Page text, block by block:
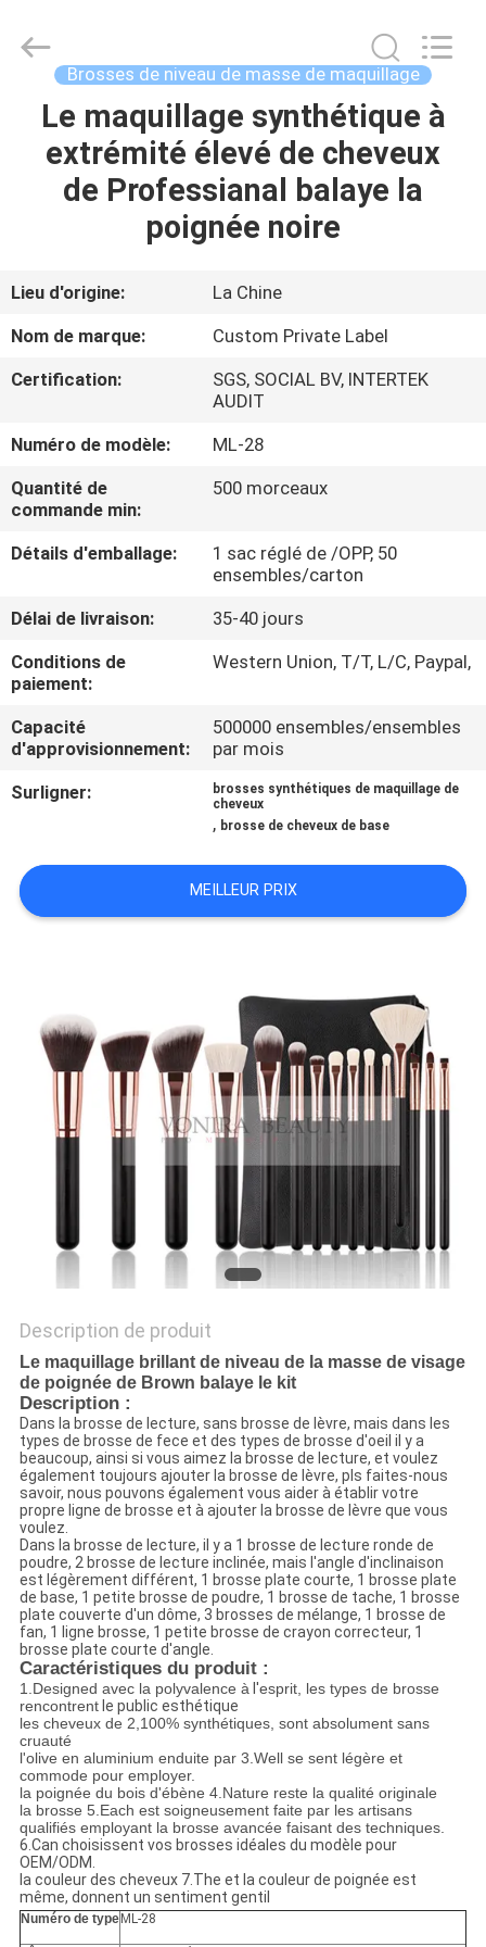
MAISON
PRODUITS
SUJET
DE
NOUS
VISITE
D'USINE
CONTRÔLE
QUALITÉ
PLAN
DU
SITE
POLICY
Chanmy
Cosmetics
Reserved.
Brosses de niveau de masse de maquillage
Le maquillage synthétique à
extrémité élevé de cheveux
de Professianal balaye la
poignée noire
Lieu d'origine:
La Chine
Nom de marque:
Custom Private Label
Certification:
SGS, SOCIAL BV, INTERTEK
AUDIT
Numéro de modèle:
ML-28
Quantité de
commande min:
500 morceaux
Détails d'emballage:
1 sac réglé de /OPP, 50
ensembles/carton
Délai de livraison:
35-40 jours
Conditions de
paiement:
Western Union, T/T, L/C, Paypal,
Capacité
d'approvisionnement:
500000 ensembles/ensembles
par mois
Surligner:
brosses synthétiques de maquillage de
cheveux
, brosse de cheveux de base
MEILLEUR PRIX
Description de produit
Le maquillage brillant de niveau de la masse de visage
de poignée de Brown balaye le kit
Description :
Dans la brosse de lecture, sans brosse de lèvre, mais dans les
types de brosse de fece et des types de brosse d'oeil il y a
beaucoup, ainsi si vous aimez la brosse de lecture, et voulez
également toujours ajouter la brosse de lèvre, pls faites-nous
savoir, nous pouvons également vous aider à établir votre
propre ligne de brosse et à ajouter la brosse de lèvre que vous
voulez.
Dans la brosse de lecture, il y a 1 brosse de lecture ronde de
poudre, 2 brosse de lecture inclinée, mais l'angle d'inclinaison
est légèrement différent, 1 brosse plate courte, 1 brosse plate
de base, 1 petite brosse de poudre, 1 brosse de tache, 1 brosse
plate couverte d'un dôme, 3 brosses de mélange, 1 brosse de
fan, 1 ligne brosse, 1 petite brosse de crayon correcteur, 1
brosse plate courte d'angle.
Caractéristiques du produit :
1.Designed avec la polyvalence àl'esprit, les types de brosse
rencontrentle public esthétique
les cheveux de 2,100% synthétiques, sont absolument sans
cruauté
l'olive en aluminium enduite par 3.Well se sent légère et
commode pour employer.
la poignée du bois d'ébène 4.Nature reste la qualité originale
la brosse 5.Each est soigneusement faite par les artisans
qualifiés employant la brosse avancée faisant des techniques.
6.Can choisissent vos brosses idéales du modèle pour
OEM/ODM.
la couleur des cheveux 7.The et la couleur de poignée est
même, donnent un sentiment gentil
Numéro de type ML-28